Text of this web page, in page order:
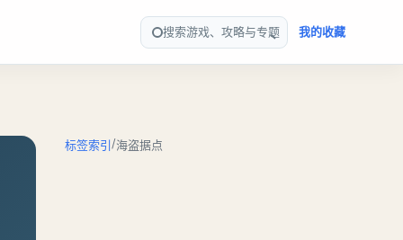
搜索游戏、攻略与专题 我的收藏
标签索引/海盗据点